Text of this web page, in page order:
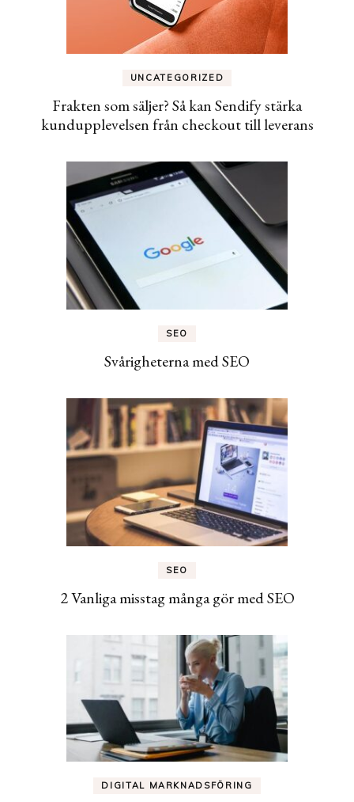
UNCATEGORIZED
Frakten som säljer? Så kan Sendify stärka
kundupplevelsen från checkout till leverans
SEO
Svårigheterna med SEO
SEO
2 Vanliga misstag många gör med SEO
DIGITAL MARKNADSFÖRING